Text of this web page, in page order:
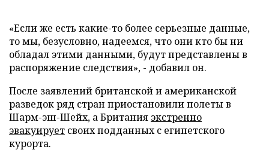
«Если же есть какие-то более серьезные данные,
то мы, безусловно, надеемся, что они кто бы ни
обладал этими данными, будут представлены в
распоряжение следствия», - добавил он.
После заявлений британской и американской
разведок ряд стран приостановили полеты в
Шарм-эш-Шейх, а Британия экстренно
эвакуирует своих подданных с египетского
курорта.